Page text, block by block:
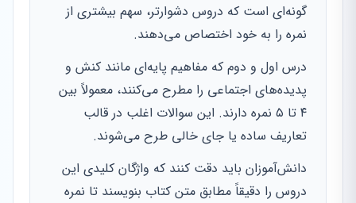
گونه‌ای است که دروس دشوارتر، سهم بیشتری از
نمره را به خود اختصاص می‌دهند.
درس اول و دوم که مفاهیم پایه‌ای مانند کنش و
پدیده‌های اجتماعی را مطرح می‌کنند، معمولاً بین
۴ تا ۵ نمره دارند. این سوالات اغلب در قالب
تعاریف ساده یا جای خالی طرح می‌شوند.
دانش‌آموزان باید دقت کنند که واژگان کلیدی این
دروس را دقیقاً مطابق متن کتاب بنویسند تا نمره